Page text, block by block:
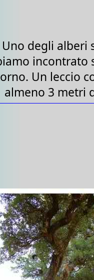
Uno degli alberi
incontrato
Un leccio
almeno 3 metri